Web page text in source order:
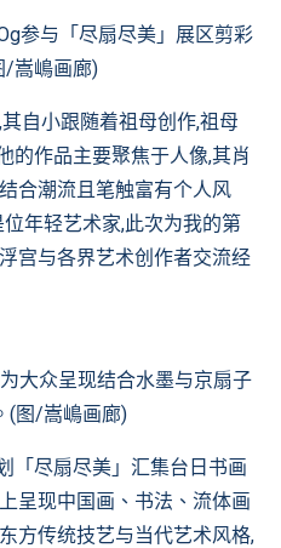
参与「尽扇尽美」展区剪彩
/嵩嶋画廊)
自小跟随着祖母创作,祖母
的作品主要聚焦于人像,其肖
合潮流且笔触富有个人风
年轻艺术家,此次为我的第
宫与各界艺术创作者交流经
大众呈现结合水墨与京扇子
(图/嵩嶋画廊)
「尽扇尽美」汇集台日书画
呈现中国画、书法、流体画
方传统技艺与当代艺术风格,